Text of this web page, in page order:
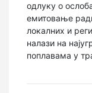
одлуку о
емитовање
локалних и
налази на
поплавама у